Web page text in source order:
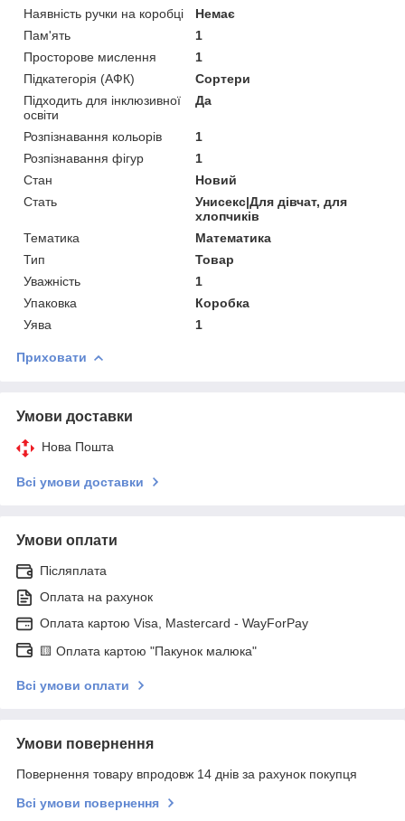
Наявність ручки на коробці
Немає
Пам'ять
1
Просторове мислення
1
Підкатегорія (АФК)
Сортери
Підходить для інклюзивної
освіти
Да
Розпізнавання кольорів
1
Розпізнавання фігур
1
Стан
Новий
Стать
Унисекс|Для дівчат, для
хлопчиків
Тематика
Математика
Тип
Товар
Уважність
1
Упаковка
Коробка
Уява
1
Приховати
Умови доставки
Нова Пошта
Всі умови доставки
Умови оплати
Післяплата
Оплата на рахунок
Оплата картою Visa, Mastercard - WayForPay
🟨 Оплата картою "Пакунок малюка"
Всі умови оплати
Умови повернення
Повернення товару впродовж 14 днів за рахунок покупця
Всі умови повернення